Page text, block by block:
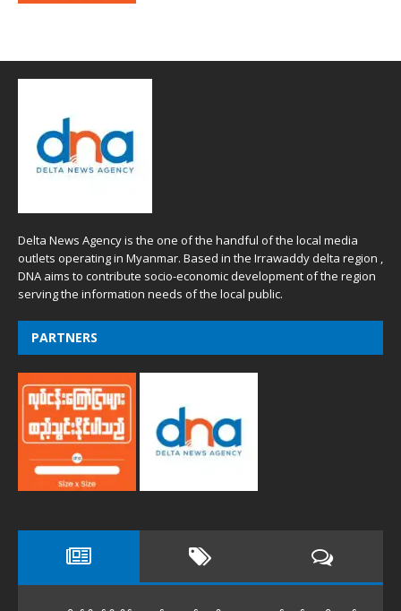
Delta News Agency is the one of the handful of the local media
outlets operating in Myanmar. Based in the Irrawaddy delta region ,
DNA aims to contribute socio-economic development of the region
serving the information needs of the local public.
PARTNERS